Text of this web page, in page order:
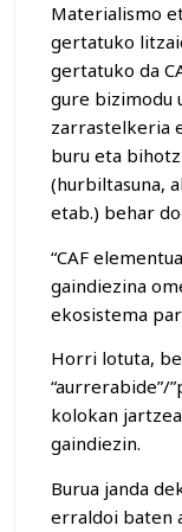
Materialismo
gertatuko
gertatuko da
gure bizimodu
zarrastelkeria
buru eta
(hurbiltasuna,
etab.) behar
“CAF
gaindiezina
ekosistema
Horri lotuta,
“aurrerabide”/
kolokan
gaindiezin.
Burua janda
erraldoi baten